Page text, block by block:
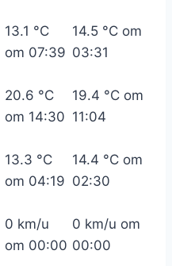
13.1 °C
om 07:39
20.6 °C
om 14:30
13.3 °C
om 04:19
0 km/u
om 00:00
14.5 °C om
03:31
19.4 °C om
11:04
14.4 °C om
02:30
0 km/u om
00:00